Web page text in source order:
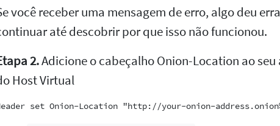
você receber uma mensagem de erro, algo deu
até descobrir por que isso não funcionou.
2.Adicione o cabeçalho Onion-Location ao
Host Virtual